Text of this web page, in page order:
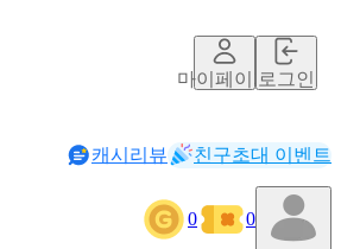
마이페이지로그인
캐시리뷰 친구초대 이벤트
0 0